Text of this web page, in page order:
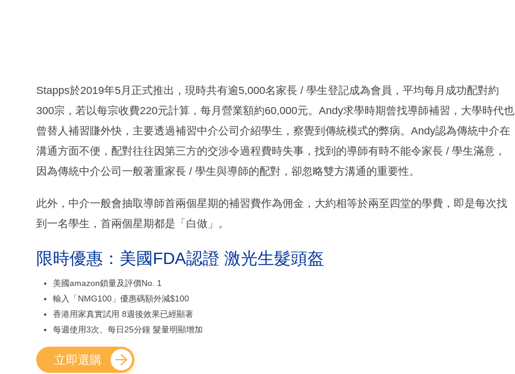
Stapps於2019年5月正式推出，現時共有逾5,000名家長 / 學生登記成為會員，平均每月成功配對約
300宗，若以每宗收費220元計算，每月營業額約60,000元。Andy求學時期曾找導師補習，大學時代也
曾替人補習賺外快，主要透過補習中介公司介紹學生，察覺到傳統模式的弊病。Andy認為傳統中介在
溝通方面不便，配對往往因第三方的交涉令過程費時失事，找到的導師有時不能令家長 / 學生滿意，
因為傳統中介公司一般著重家長 / 學生與導師的配對，卻忽略雙方溝通的重要性。
此外，中介一般會抽取導師首兩個星期的補習費作為佣金，大約相等於兩至四堂的學費，即是每次找
到一名學生，首兩個星期都是「白做」。
限時優惠：美國FDA認證 激光生髮頭盔
美國amazon鎖量及評價No. 1
輸入「NMG100」優惠碼額外減$100
香港用家真實試用 8週後效果已經顯著
每週使用3次、每日25分鐘 髮量明顯增加
立即選購